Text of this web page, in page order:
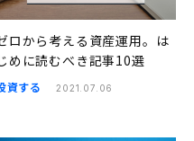
ロから考える資産運用。は
めに読むべき記事10選
資する 2021.07.06